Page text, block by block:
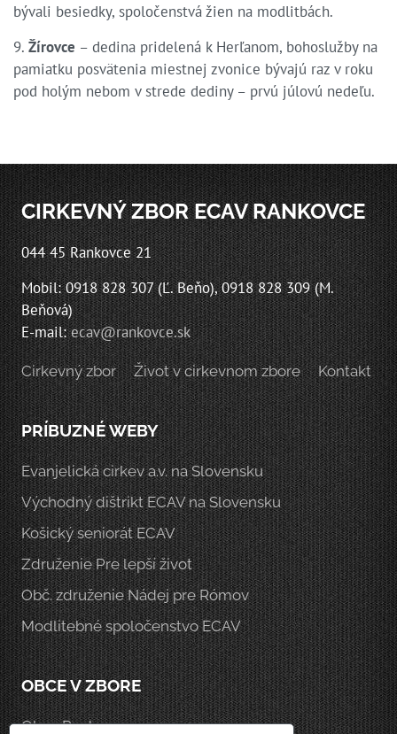
bývali besiedky, spoločenstvá žien na modlitbách.
9. Žírovce – dedina pridelená k Herľanom, bohoslužby na
pamiatku posvätenia miestnej zvonice bývajú raz v roku
pod holým nebom v strede dediny – prvú júlovú nedeľu.
CIRKEVNÝ ZBOR ECAV RANKOVCE
044 45 Rankovce 21
Mobil: 0918 828 307 (Ľ. Beňo), 0918 828 309 (M.
Beňová)
E-mail:ecav@rankovce.sk
Cirkevný zbor Život v cirkevnom zbore Kontakt
PRÍBUZNÉ WEBY
Evanjelická cirkev a.v. na Slovensku
Východný dištrikt ECAV na Slovensku
Košický seniorát ECAV
Združenie Pre lepší život
Obč. združenie Nádej pre Rómov
Modlitebné spoločenstvo ECAV
OBCE V ZBORE
Obec Rankovce